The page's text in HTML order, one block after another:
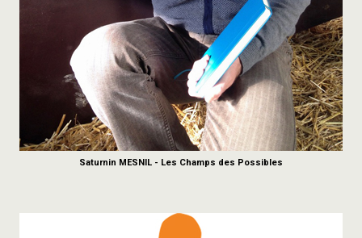
Saturnin MESNIL - Les Champs des Possibles